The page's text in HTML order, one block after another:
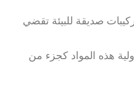
صديقة للبيئة تقضي
هذه المواد كجزء من